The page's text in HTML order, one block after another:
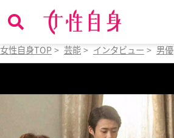
女性自身TOP > 芸能 > インタビュー > 男優